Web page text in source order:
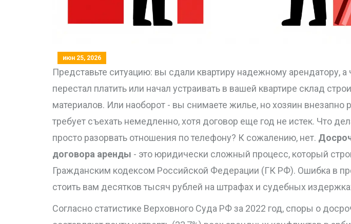
июн 25, 2026
Представьте ситуацию: вы сдали квартиру надежному арендатору, а
перестал платить или начал устраивать в вашей квартире склад
материалов. Или наоборот - вы снимаете жилье, но хозяин внезапно
требует съехать немедленно, хотя договор еще год не истек. Что
просто разорвать отношения по телефону? К сожалению, нет.
договора аренды - это юридически сложный процесс, который
Гражданским кодексом Российской Федерации (ГК РФ). Ошибка в
стоить вам десятков тысяч рублей на штрафах и судебных
Согласно статистике Верховного Суда РФ за 2022 год, споры о